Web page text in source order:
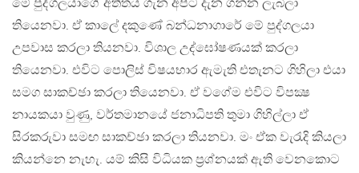
මේ පුද්ගලයාගේ අතීතය ගැන අපිට දැන ගන්න ලැබිලා
තියෙනවා. ඒ කාලේ දකුණේ බන්ධනාගාරේ මේ පුද්ගලයා
උපවාස කරලා තියනවා. විශාල උද්ඝෝෂණයක් කරලා
තියෙනවා. එවිට පොලිස් විෂයභාර ඇමැති එතැනට ගිහිලා එයා
සමග සාකච්ඡා කරලා තියෙනවා. ඒ වගේම එවිට විපක්‍ෂ
නායකයා වුණු, වර්තමානයේ ජනාධිපති තුමා ගිහිල්ලා ඒ
සිරකරුවා සමඟ සාකච්ඡා කරලා තියනවා. මං ඒක වැරැදි කියලා
කියන්නෙ නැහැ. යම් කිසි විධියක ප‍්‍රශ්නයක් ඇති වෙනකොට